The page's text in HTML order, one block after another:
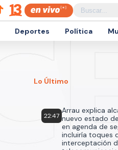
Deportes Política
Lo Último
22:47
Arrau explica
nuevo estado
en agenda de
incluiría toques
interceptación